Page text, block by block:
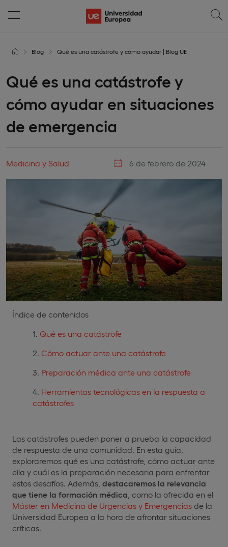
Blog Qué es una catástrofe y cómo ayudar | Blog UE
Qué es una catástrofe y
cómo ayudar en situaciones
de emergencia
Medicina y Salud 6 de febrero de 2024
Índice de contenidos
Qué es una catástrofe
Cómo actuar ante una catástrofe
Preparación médica ante una catástrofe
Herramientas tecnológicas en la respuesta a
catástrofes
Las catástrofes pueden poner a prueba la capacidad
de respuesta de una comunidad. En esta guía,
exploraremos qué es una catástrofe, cómo actuar ante
ella y cuál es la preparación necesaria para enfrentar
estos desafíos. Además, destacaremos la relevancia
que tiene la formación médica , como la ofrecida en el
Máster en Medicina de Urgencias y Emergencias de la
Universidad Europea a la hora de afrontar situaciones
críticas.